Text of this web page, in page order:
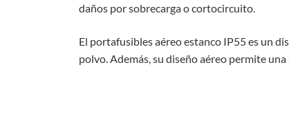
daños por sobrecarga o cortocircuito.
El portafusibles aéreo estanco IP55 es un
polvo. Además, su diseño aéreo permite